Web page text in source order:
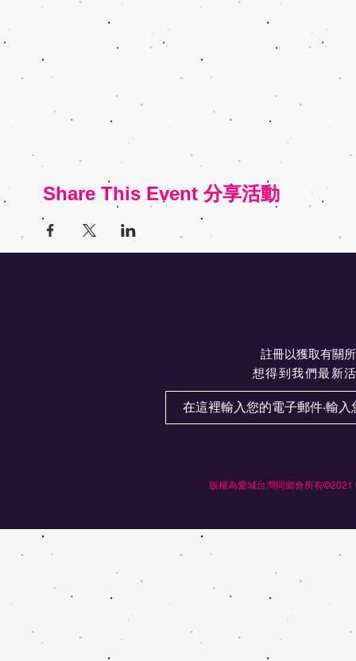
Share This Event 分享活動
註冊以獲取有關
想得到我們最新
版權為愛城台灣同鄉會所有